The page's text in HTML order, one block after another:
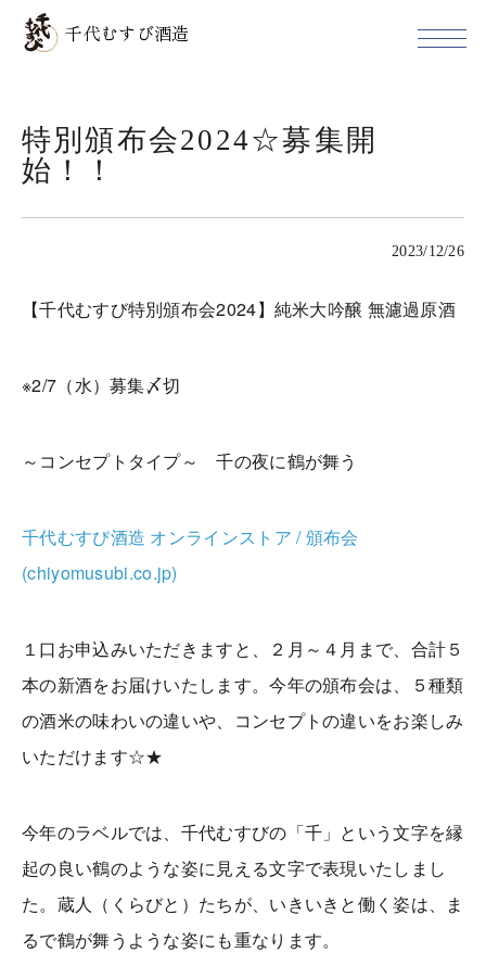
千代むすび酒造
特別頒布会2024☆募集開
始！！
2023/12/26
【千代むすび特別頒布会2024】純米大吟醸 無濾過原酒
※2/7（水）募集〆切
～コンセプトタイプ～ 千の夜に鶴が舞う
千代むすび酒造 オンラインストア / 頒布会
(chiyomusubi.co.jp)
１口お申込みいただきますと、２月～４月まで、合計５
本の新酒をお届けいたします。今年の頒布会は、５種類
の酒米の味わいの違いや、コンセプトの違いをお楽しみ
いただけます☆★
今年のラベルでは、千代むすびの「千」という文字を縁
起の良い鶴のような姿に見える文字で表現いたしまし
た。蔵人（くらびと）たちが、いきいきと働く姿は、ま
るで鶴が舞うような姿にも重なります。